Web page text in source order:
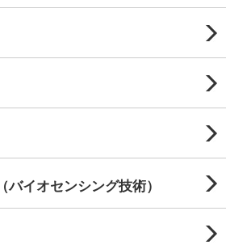
イオセンシング技術）